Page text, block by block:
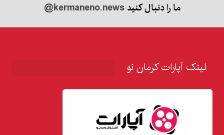
ما را دنبال کنید@kermaneno.news
لینک آپارات کرمان نو